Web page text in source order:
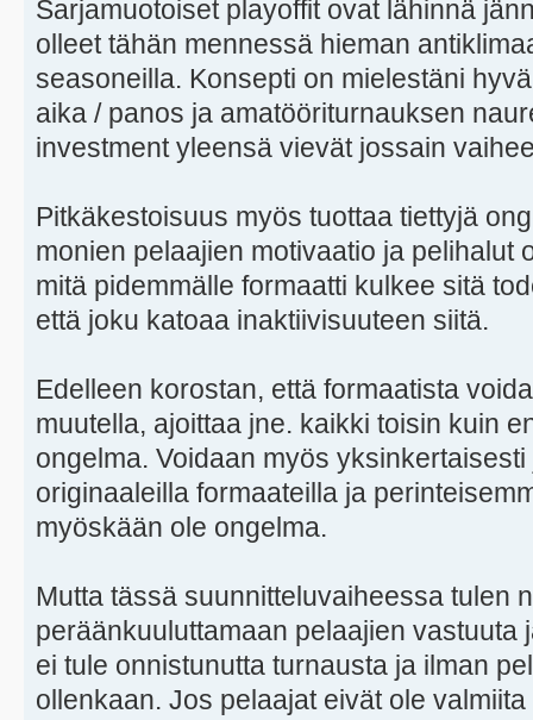
Sarjamuotoiset playoffit ovat lähinnä
olleet tähän mennessä hieman
seasoneilla. Konsepti on mielestäni
aika / panos ja amatööriturnauksen
investment yleensä vievät jossain
Pitkäkestoisuus myös tuottaa tiettyjä
monien pelaajien motivaatio ja pelihalut
mitä pidemmälle formaatti kulkee sitä
että joku katoaa inaktiivisuuteen siitä.
Edelleen korostan, että formaatista
muutella, ajoittaa jne. kaikki toisin kuin
ongelma. Voidaan myös
originaaleilla formaateilla ja
myöskään ole ongelma.
Mutta tässä suunnitteluvaiheessa tulen
peräänkuuluttamaan pelaajien vastuuta
ei tule onnistunutta turnausta ja ilman
ollenkaan. Jos pelaajat eivät ole